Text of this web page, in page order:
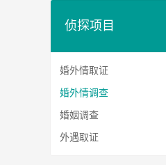
侦探项目
婚外情取证
婚外情调查
婚姻调查
外遇取证